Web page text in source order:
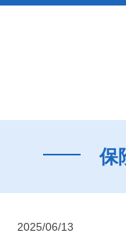
保
2025/06/13